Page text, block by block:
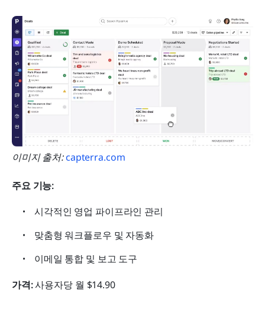
이미지 출처: capterra.com
주요 기능:
시각적인 영업 파이프라인 관리
맞춤형 워크플로우 및 자동화
이메일 통합 및 보고 도구
가격: 사용자당 월 $14.90